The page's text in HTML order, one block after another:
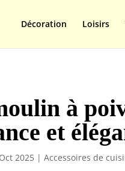
Décoration
Loisirs
à
et
2025 |Accessoires de